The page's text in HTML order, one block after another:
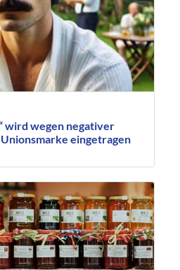
wird wegen negativer
eingetragen